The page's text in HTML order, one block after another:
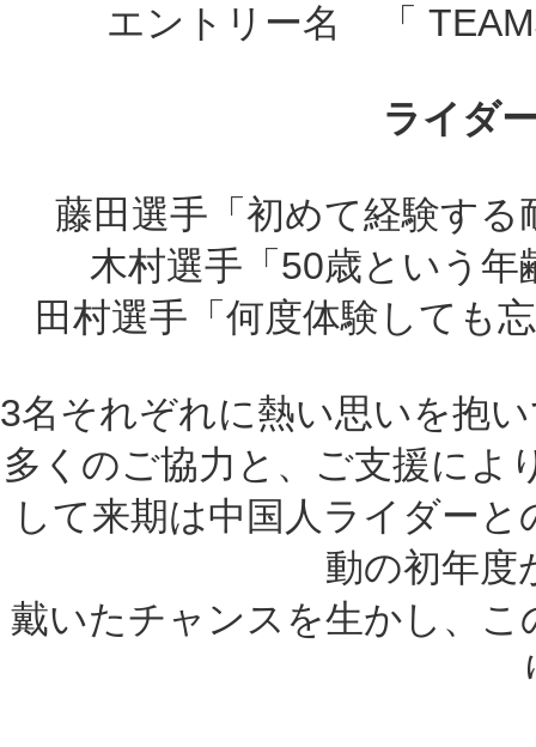
エントリー名 「
ライダ
藤田選手「初めて経験す
木村選手「50歳という
田村選手「何度体験しても
3名それぞれに熱い思いを抱
多くのご協力と、ご支援によ
して来期は中国人ライダー
動の初年度
戴いたチャンスを生かし、